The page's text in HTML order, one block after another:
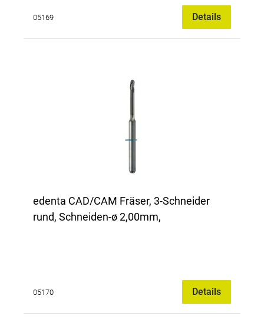
05169 Details
edenta CAD/CAM Fräser, 3-Schneider
rund, Schneiden-ø 2,00mm,
05170 Details